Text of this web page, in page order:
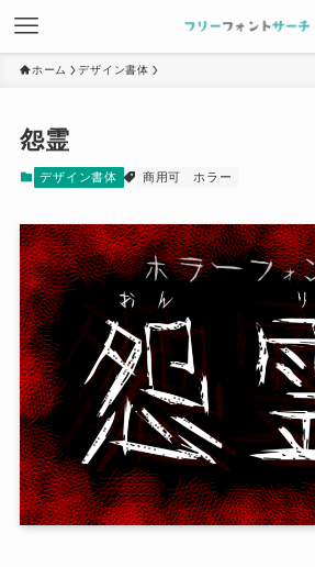
ホーム デザイン書体
怨霊
デザイン書体 商用可 ホラー